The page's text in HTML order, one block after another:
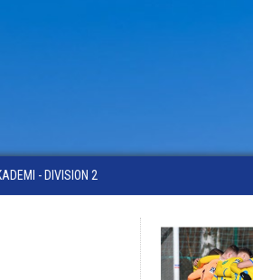
- DIVISION 2